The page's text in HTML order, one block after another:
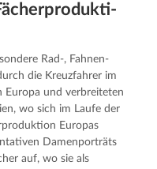
Rad-, Fahnen-
die Kreuzfahrer im
Europa und verbreiteten
wo sich im Laufe der
Europas
Damenporträts
auf, wo sie als